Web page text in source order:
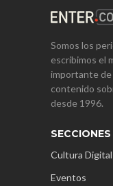
Somos los
escribimos el
importante de
contenido
desde 1996.
Cultura Digital
Eventos